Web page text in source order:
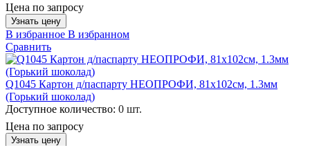
Цена по запросу
Узнать цену
В избранное В избранном
Сравнить
Q1045 Картон д/паспарту НЕОПРОФИ, 81x102см, 1.3мм
(Горький шоколад)
Доступное количество: 0 шт.
Цена по запросу
Узнать цену